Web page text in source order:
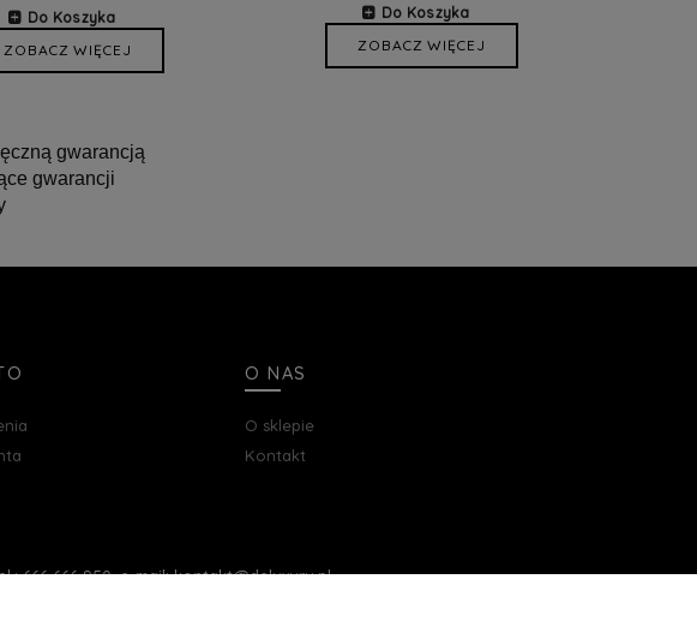
Do Koszyka
ZOBACZ WIĘCEJ
Do Koszyka
ZOBACZ WIĘCEJ
gwarancją
gwarancji
O NAS
O sklepie
Kontakt
666 666 950, e-mail: kontakt@deluxury.pl